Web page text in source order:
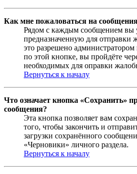
Как мне пожаловаться на
Рядом с каждым сообщением вы
предназначенную для отправки
это разрешено
по этой кнопке, вы пройдёте
необходимых для оправки
Вернуться к началу
Что означает кнопка «Сохранить»
сообщения?
Эта кнопка позволяет вам
того, чтобы закончить и
загрузки сохранённого
«Черновики» личного раздела.
Вернуться к началу